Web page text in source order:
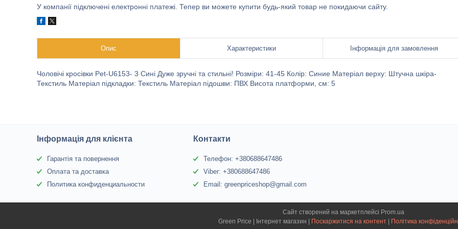
У компанії підключені електронні платежі. Тепер ви можете купити будь-який товар не покидаючи сайту.
Опис Характеристики Інформація для замовлення
Чоловічі кросівки Pet-U6153- 3 Сині Дуже зручні та стильні! Розміри: 41-45 Колір: Синие Матеріал верху: Штучна шкіра-
Текстиль Mатеріал підкладки: Текстиль Матеріал підошви: ПВХ Висота платформи, см: 5
Інформація для клієнта
Гарантія та повернення
Оплата та доставка
Политика конфиденциальности
Контакти
Телефон: +380688647486
Viber: +380688647486
Email: greenpriceshop@gmail.com
Сайт створений на маркетплейсі Prom.ua
Поскаржитися на контент Політика